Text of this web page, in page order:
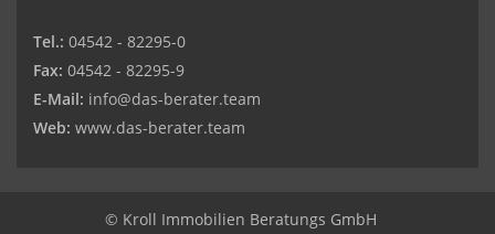
Tel.: 04542 - 82295-0
Fax: 04542 - 82295-9
E-Mail: info@das-berater.team
Web: www.das-berater.team
© Kroll Immobilien Beratungs GmbH